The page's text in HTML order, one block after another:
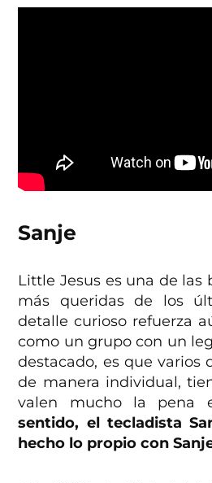
Sanje
Little Jesus es una de las
más queridas de los
detalle curioso refuerza
como un grupo con un
destacado, es que varios
de manera individual,
valen mucho la pena
sentido, el tecladista
hecho lo propio con